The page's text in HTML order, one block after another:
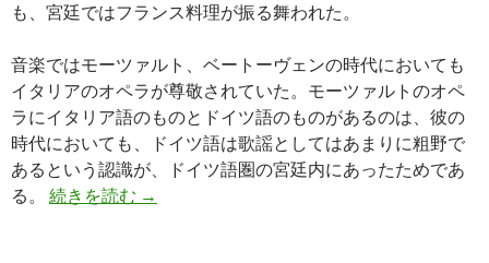
も、宮廷ではフランス料理が振る舞われた。
音楽ではモーツァルト、ベートーヴェンの時代においても
イタリアのオペラが尊敬されていた。モーツァルトのオペ
ラにイタリア語のものとドイツ語のものがあるのは、彼の
時代においても、ドイツ語は歌謡としてはあまりに粗野で
あるという認識が、ドイツ語圏の宮廷内にあったためであ
る。 続きを読む ユーロ問題の文化的背景: ドイツの外交音
→